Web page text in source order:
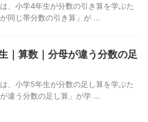
、小学4年生が分数の引き算を学ぶた
同じ帯分数の引き算」が ...
｜算数｜分母が違う分数の足
、小学5年生が分数の足し算を学ぶた
違う分数の足し算」が学 ...